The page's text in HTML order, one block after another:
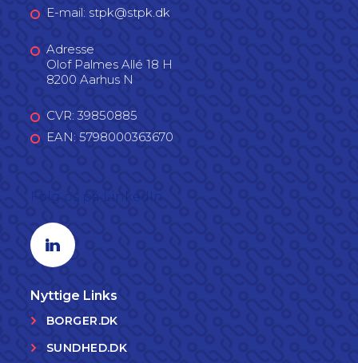
E-mail: stpk@stpk.dk
Adresse
Olof Palmes Allé 18 H
8200 Aarhus N
CVR: 39850885
EAN: 5798000363670
Linkedin profil
Nyttige Links
BORGER.DK
SUNDHED.DK